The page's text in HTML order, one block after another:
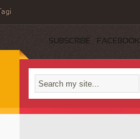
Tagi
SUBSCRIBE FACEBOOK